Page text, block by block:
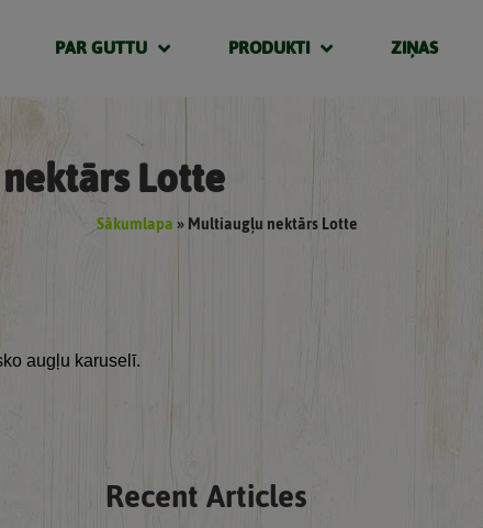
PAR GUTTU PRODUKTI ZIŅAS
Lotte
Sākumlapa»Multiaugļu nektārs Lotte
augļu karuselī.
Recent Articles